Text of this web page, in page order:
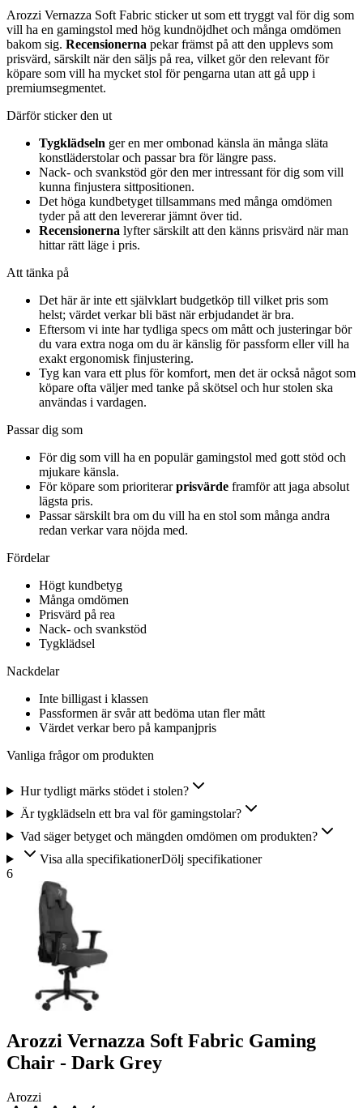
Arozzi Vernazza Soft Fabric sticker ut som ett tryggt val för dig som
vill ha en gamingstol med hög kundnöjdhet och många omdömen
bakom sig. Recensionerna pekar främst på att den upplevs som
prisvärd, särskilt när den säljs på rea, vilket gör den relevant för
köpare som vill ha mycket stol för pengarna utan att gå upp i
premiumsegmentet.
Därför sticker den ut
Tygklädseln ger en mer ombonad känsla än många släta
konstläderstolar och passar bra för längre pass.
Nack- och svankstöd gör den mer intressant för dig som vill
kunna finjustera sittpositionen.
Det höga kundbetyget tillsammans med många omdömen
tyder på att den levererar jämnt över tid.
Recensionerna lyfter särskilt att den känns prisvärd när man
hittar rätt läge i pris.
Att tänka på
Det här är inte ett självklart budgetköp till vilket pris som
helst; värdet verkar bli bäst när erbjudandet är bra.
Eftersom vi inte har tydliga specs om mått och justeringar bör
du vara extra noga om du är känslig för passform eller vill ha
exakt ergonomisk finjustering.
Tyg kan vara ett plus för komfort, men det är också något som
köpare ofta väljer med tanke på skötsel och hur stolen ska
användas i vardagen.
Passar dig som
För dig som vill ha en populär gamingstol med gott stöd och
mjukare känsla.
För köpare som prioriterarprisvärde framför att jaga absolut
lägsta pris.
Passar särskilt bra om du vill ha en stol som många andra
redan verkar vara nöjda med.
Fördelar
Högt kundbetyg
Många omdömen
Prisvärd på rea
Nack- och svankstöd
Tygklädsel
Nackdelar
Inte billigast i klassen
Passformen är svår att bedöma utan fler mått
Värdet verkar bero på kampanjpris
Vanliga frågor om produkten
Hur tydligt märks stödet i stolen?
Är tygklädseln ett bra val för gamingstolar?
Vad säger betyget och mängden omdömen om produkten?
Visa alla specifikationerDölj specifikationer
6
Arozzi Vernazza Soft Fabric Gaming
Chair - Dark Grey
Arozzi